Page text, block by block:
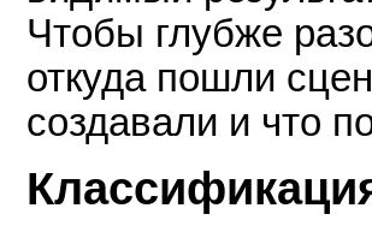
Чтобы глубже
откуда пошли
создавали и что